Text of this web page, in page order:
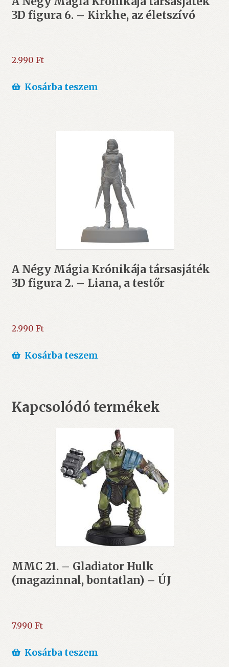
3D figura 6. – Kirkhe, az életszívó
2.990 Ft
Kosárba teszem
A Négy Mágia Krónikája társasjáték
3D figura 2. – Liana, a testőr
2.990 Ft
Kosárba teszem
Kapcsolódó termékek
MMC 21. – Gladiator Hulk
(magazinnal, bontatlan) – ÚJ
7.990 Ft
Kosárba teszem